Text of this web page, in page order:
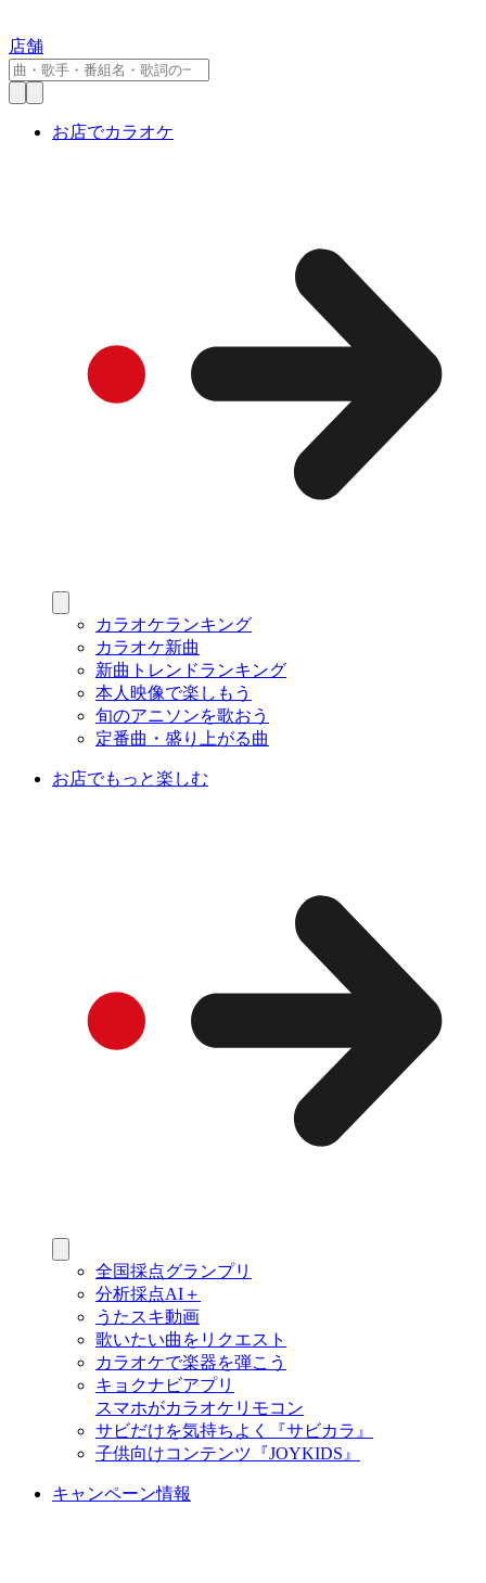
店舗
お店でカラオケ
カラオケランキング
カラオケ新曲
新曲トレンドランキング
本人映像で楽しもう
旬のアニソンを歌おう
定番曲・盛り上がる曲
お店でもっと楽しむ
全国採点グランプリ
分析採点AI＋
うたスキ動画
歌いたい曲をリクエスト
カラオケで楽器を弾こう
キョクナビアプリ
スマホがカラオケリモコン
サビだけを気持ちよく『サビカラ』
子供向けコンテンツ『JOYKIDS』
キャンペーン情報